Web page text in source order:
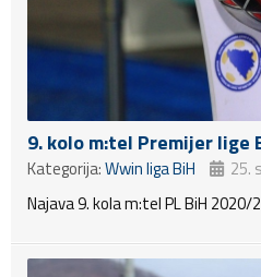
9. kolo m:tel Premijer lige
Kategorija:Wwin liga BiH
25.
Najava 9. kola m:tel PL BiH 2020/